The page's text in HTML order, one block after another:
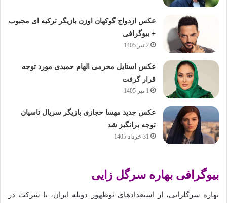
عکس ازدواج گوکهان اوزن بازیگر ترکیه ای محبوب
+ بیوگرافی
2 تیر 1405
عکس استایل محرمی الهام حمیدی مورد توجه
قرار گرفت
1 تیر 1405
عکس جدید مهسا حجازی بازیگر سریال تاسیان
توجه برانگیز شد
31 خرداد 1405
بیوگرافی بهاره سرگل زایی
بهاره سرگلزایی، از استعدادهای نوظهور دوبله ایران، با شرکت در